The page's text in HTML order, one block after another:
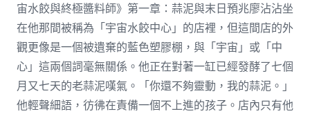
宙水餃與終極醬料師》第一章：蒜泥與末日預兆廖沾沾坐
在他那間被稱為「宇宙水餃中心」的店裡，但這間店的外
觀更像是一個被遺棄的藍色塑膠棚，與「宇宙」或「中
心」這兩個詞毫無關係。他正在對著一缸已經發酵了七個
月又七天的老蒜泥嘆氣。「你還不夠靈動，我的蒜泥。」
他輕聲細語，彷彿在責備一個不上進的孩子。店內只有他